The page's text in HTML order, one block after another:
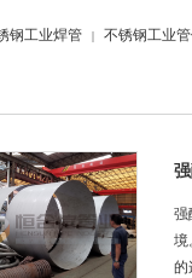
钢工业焊管 | 不锈钢工业
强
境
的